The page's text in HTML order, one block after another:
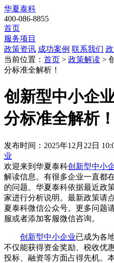
华夏泰科
400-086-8855
首页
服务项目
政策资讯 成功案例 联系我们
当前位置： 首页 > 政策解读 >
分标准全解析！
创新型中小企
分标准全解析！
发布时间：2025年12月22日
业
欢迎来到华夏泰科创新型中小
解读信息。有很多企业一直都
的问题。华夏泰科依据最近政
家进行分析说明。最新政策请
夏泰科微信公众号。更多问题
服或者添加客服微信咨询。
创新型中小企业已成为各
不仅能获得资金奖励、税收优
投标、融资等方面占得先机。